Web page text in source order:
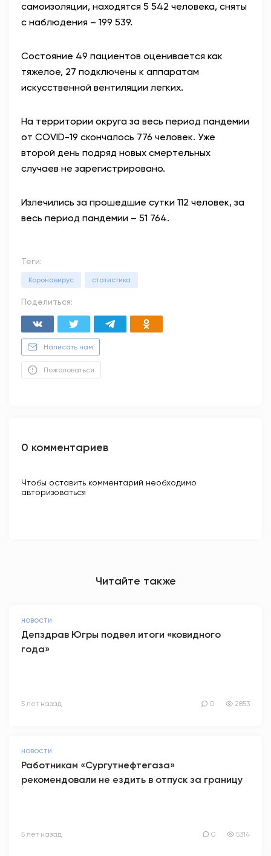
самоизоляции, находятся 5 542 человека, сняты
с наблюдения – 199 539.
Состояние 49 пациентов оценивается как
тяжелое, 27 подключены к аппаратам
искусственной вентиляции легких.
На территории округа за весь период пандемии
от COVID-19 скончалось 776 человек. Уже
второй день подряд новых смертельных
случаев не зарегистрировано.
Излечились за прошедшие сутки 112 человек, за
весь период пандемии – 51 764.
Теги:
Коронавирус статистика
Поделиться:
Написать нам
Пожаловаться
0 комментариев
Чтобы оставить комментарий необходимо
авторизоваться
Читайте также
НОВОСТИ
Депздрав Югры подвел итоги «ковидного
года»
5 лет назад 0 2853
НОВОСТИ
Работникам «Сургутнефтегаза»
рекомендовали не ездить в отпуск за границу
5 лет назад 0 5314